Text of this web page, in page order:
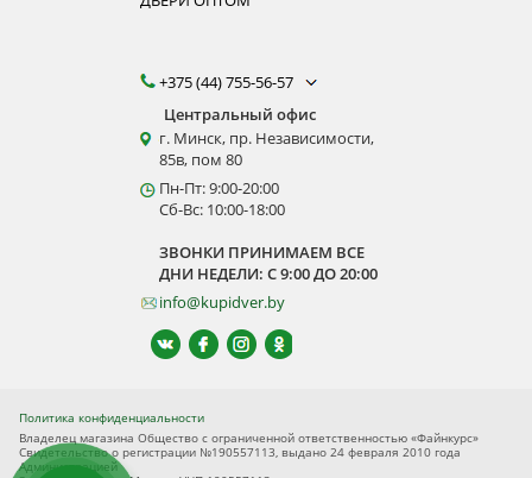
+375 (44) 755-56-57
Центральный офис
г. Минск, пр. Независимости,
85в, пом 80
Пн-Пт: 9:00-20:00
Сб-Вс: 10:00-18:00
ЗВОНКИ ПРИНИМАЕМ ВСЕ
ДНИ НЕДЕЛИ: С 9:00 ДО 20:00
info@kupidver.by
Политика конфиденциальности
Владелец магазина Общество с ограниченной ответственностью «Файнкурс»
Свидетельство о регистрации №190557113, выдано 24 февраля 2010 года
Администрацией